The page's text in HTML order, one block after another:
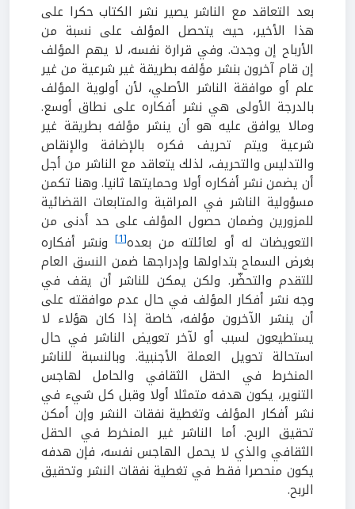
بعد التعاقد مع الناشر يصير نشر الكتاب حكرا على
هذا الأخير، حيث يتحصل المؤلف على نسبة من
الأرباح إن وجدت. وفي قرارة نفسه، لا يهم المؤلف
إن قام آخرون بنشر مؤلفه بطريقة غير شرعية من غير
علم أو موافقة الناشر الأصلي، لأن أولوية المؤلف
بالدرجة الأولى هي نشر أفكاره على نطاق أوسع.
ومالا يوافق عليه هو أن ينشر مؤلفه بطريقة غير
شرعية ويتم تحريف فكره بالإضافة والإنقاص
والتدليس والتحريف، لذلك يتعاقد مع الناشر من أجل
أن يضمن نشر أفكاره أولا وحمايتها ثانيا. وهنا تكمن
مسؤولية الناشر في المراقبة والمتابعات القضائية
للمزورين وضمان حصول المؤلف على حد أدنى من
التعويضات له أو لعائلته من بعده[1]
ونشر أفكاره
بغرض السماح بتداولها وإدراجها ضمن النسق العام
للتقدم والتحضّر. ولكن يمكن للناشر أن يقف في
وجه نشر أفكار المؤلف في حال عدم موافقته على
أن ينشر الآخرون مؤلفه، خاصة إذا كان هؤلاء لا
يستطيعون لسبب أو لآخر تعويض الناشر في حال
استحالة تحويل العملة الأجنبية. وبالنسبة للناشر
المنخرط في الحقل الثقافي والحامل لهاجس
التنوير، يكون هدفه متمثلا أولا وقبل كل شيء في
نشر أفكار المؤلف وتغطية نفقات النشر وإن أمكن
تحقيق الربح. أما الناشر غير المنخرط في الحقل
الثقافي والذي لا يحمل الهاجس نفسه، فإن هدفه
يكون منحصرا فقط في تغطية نفقات النشر وتحقيق
الربح.